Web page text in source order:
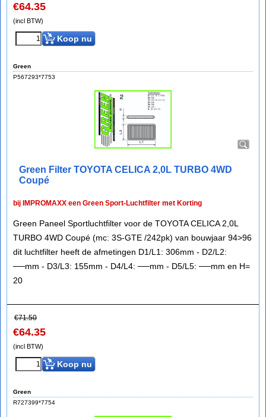
€64.35
(incl BTW)
Koop nu
Green
P567293*7753
Green Filter TOYOTA CELICA 2,0L TURBO 4WD
Coupé
bij IMPROMAXX een Green Sport-Luchtfilter met Korting
Green Paneel Sportluchtfilter voor de TOYOTA CELICA 2,0L
TURBO 4WD Coupé (mc: 3S-GTE /242pk) van bouwjaar 94>96
dit luchtfilter heeft de afmetingen D1/L1: 306mm - D2/L2:
──mm - D3/L3: 155mm - D4/L4: ──mm - D5/L5: ──mm en H=
20
€71.50
€64.35
(incl BTW)
Koop nu
Green
R727399*7754